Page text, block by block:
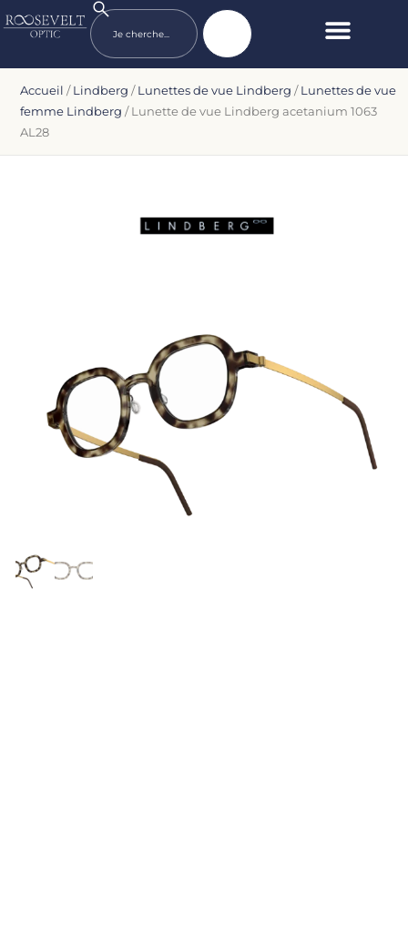
Accueil /Lindberg /Lunettes de vue Lindberg /Lunettes de vue
femme Lindberg / Lunette de vue Lindberg acetanium 1063
AL28